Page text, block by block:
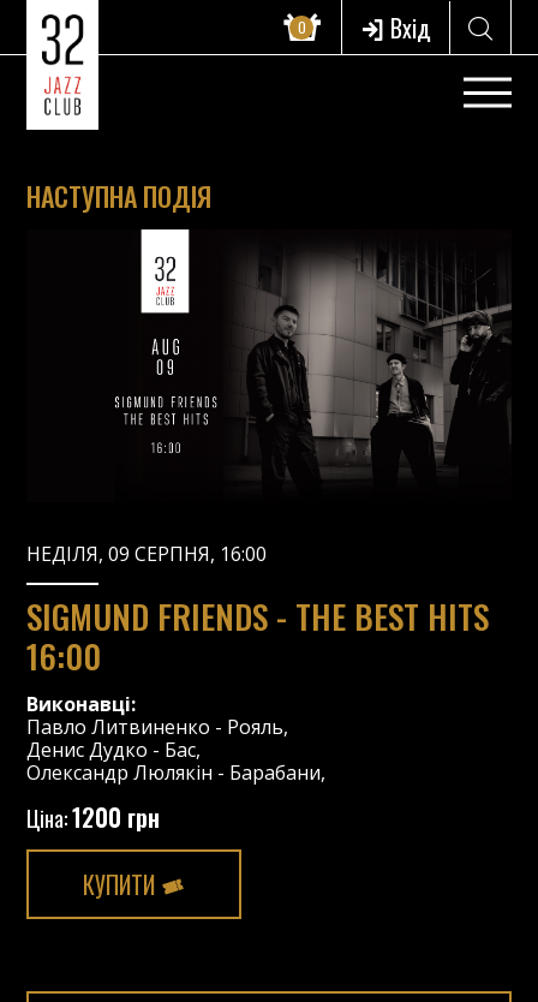
0 Вхід
НАСТУПНА ПОДІЯ
НЕДІЛЯ, 09 СЕРПНЯ, 16:00
SIGMUND FRIENDS - THE BEST HITS
16:00
Виконавці:
Павло Литвиненко - Рояль,
Денис Дудко - Бас,
Олександр Люлякін - Барабани,
Ціна:1200 грн
КУПИТИ